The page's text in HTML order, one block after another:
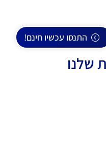
התנסו עכשיו חינם!
שלנו